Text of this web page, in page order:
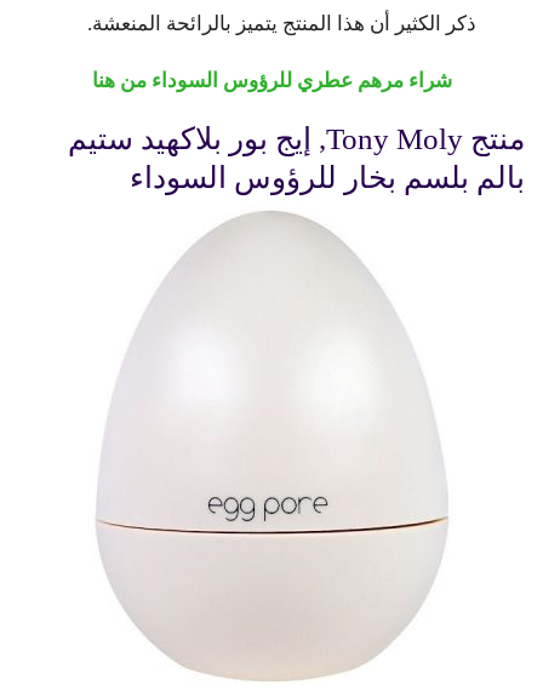
ذكر الكثير أن هذا المنتج يتميز بالرائحة المنعشة.
شراء مرهم عطري للرؤوس السوداء من هنا
منتج Tony Moly, إيج بور بلاكهيد ستيم
بالم بلسم بخار للرؤوس السوداء